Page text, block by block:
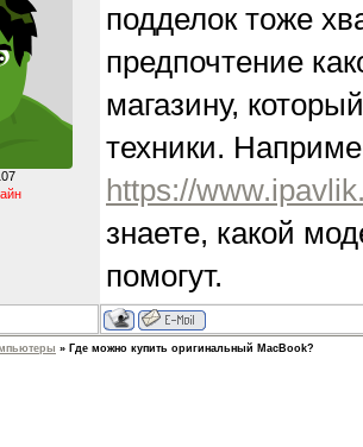
подделок тоже
предпочтение
магазину,
техники.
https://
знаете, какой
помогут.
» Где можно купить оригинальный MacBook?